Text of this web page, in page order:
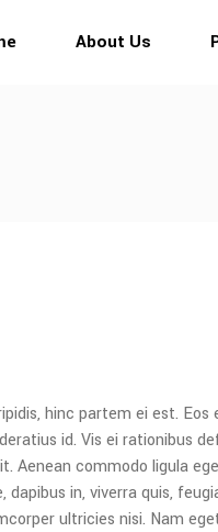
About Us
hinc partem ei est. Eos
id. Vis ei rationibus
commodo ligula
in, viverra quis,
ultricies nisi. Nam